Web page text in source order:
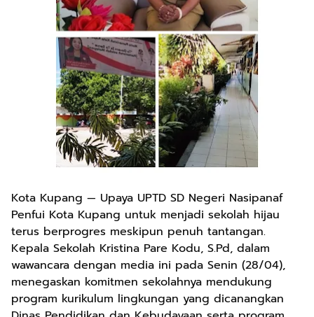
Kota Kupang — Upaya UPTD SD Negeri Nasipanaf
Penfui Kota Kupang untuk menjadi sekolah hijau
terus berprogres meskipun penuh tantangan.
Kepala Sekolah Kristina Pare Kodu, S.Pd, dalam
wawancara dengan media ini pada Senin (28/04),
menegaskan komitmen sekolahnya mendukung
program kurikulum lingkungan yang dicanangkan